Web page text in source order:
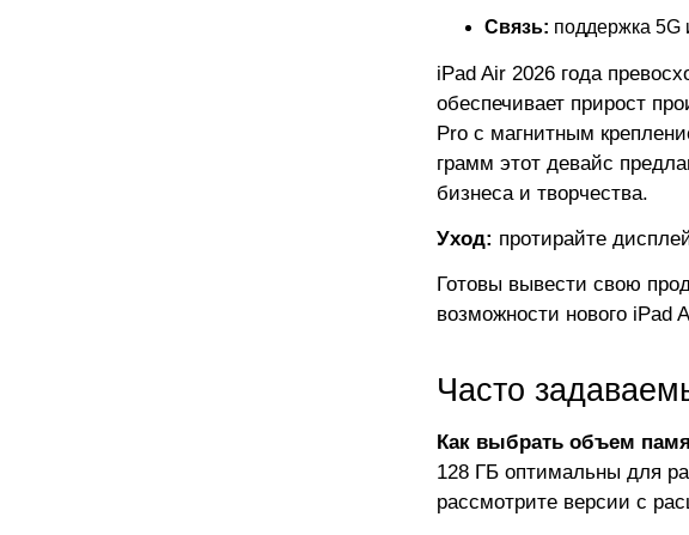
Связь: поддержка 5G
iPad Air 2026 года
обеспечивает прирост
Pro с магнитным
грамм этот девайс
бизнеса и творчества.
Уход: протирайте
Готовы вывести свою
возможности нового iPad
Часто
Как выбрать объем
128 ГБ оптимальны для
рассмотрите версии с